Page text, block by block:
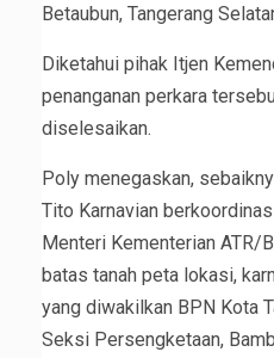
Betaubun, Tangerang
Diketahui pihak Itjen
penanganan perkara
diselesaikan.
Poly menegaskan,
Tito Karnavian
Menteri Kementerian ATR/
batas tanah peta lokasi,
yang diwakilkan BPN Kota
Seksi Persengketaan,